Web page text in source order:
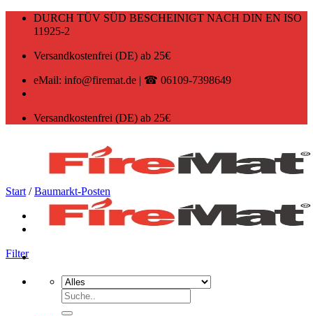
Zum
DURCH TÜV SÜD BESCHEINIGT NACH DIN EN ISO
11925-2
Versandkostenfrei (DE) ab 25€
eMail: info@firemat.de | ☎ 06109-7398649
Versandkostenfrei (DE) ab 25€
Suchen
nach:
Start / Baumarkt-Posten
Filter